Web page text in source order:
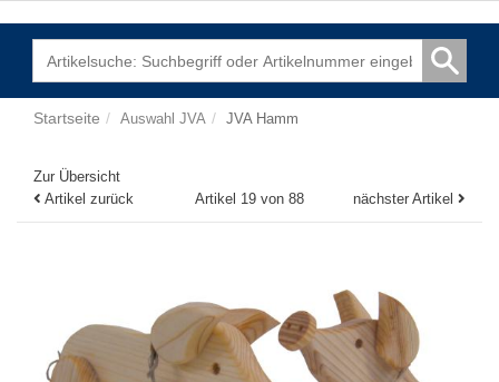
Startseite Auswahl JVA JVA Hamm
Zur Übersicht
Artikel zurück
Artikel 19 von 88 nächster Artikel